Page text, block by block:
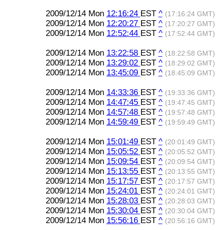
2009/12/14 Mon 12:16:24 EST ^ (17:16:24 GMT)
2009/12/14 Mon 12:20:27 EST ^ (17:20:27 GMT)
2009/12/14 Mon 12:52:44 EST ^ (17:52:44 GMT)
2009/12/14 Mon 13:22:58 EST ^ (18:22:58 GMT)
2009/12/14 Mon 13:29:02 EST ^ (18:29:02 GMT)
2009/12/14 Mon 13:45:09 EST ^ (18:45:09 GMT)
2009/12/14 Mon 14:33:36 EST ^ (19:33:36 GMT)
2009/12/14 Mon 14:47:45 EST ^ (19:47:45 GMT)
2009/12/14 Mon 14:57:48 EST ^ (19:57:48 GMT)
2009/12/14 Mon 14:59:49 EST ^ (19:59:49 GMT)
2009/12/14 Mon 15:01:49 EST ^ (20:01:49 GMT)
2009/12/14 Mon 15:05:52 EST ^ (20:05:52 GMT)
2009/12/14 Mon 15:09:54 EST ^ (20:09:54 GMT)
2009/12/14 Mon 15:13:55 EST ^ (20:13:55 GMT)
2009/12/14 Mon 15:17:57 EST ^ (20:17:57 GMT)
2009/12/14 Mon 15:24:01 EST ^ (20:24:01 GMT)
2009/12/14 Mon 15:28:03 EST ^ (20:28:03 GMT)
2009/12/14 Mon 15:30:04 EST ^ (20:30:04 GMT)
2009/12/14 Mon 15:56:16 EST ^ (20:56:16 GMT)